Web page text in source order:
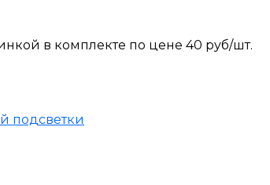
в комплекте по цене 40 руб/шт.
подсветки